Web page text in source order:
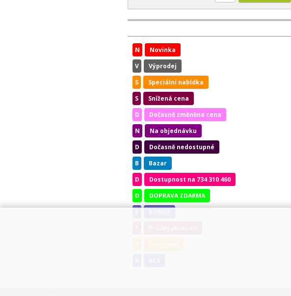
N
Novinka
V
Výprodej
S
Speciální nabídka
S
Snížená cena
D
Dočasně změněna cena
N
Na objednávku
D
Dočasně nedostupné
B
Bazar
D
Dostupnost na 734 310 460
D
DOPRAVA ZDARMA